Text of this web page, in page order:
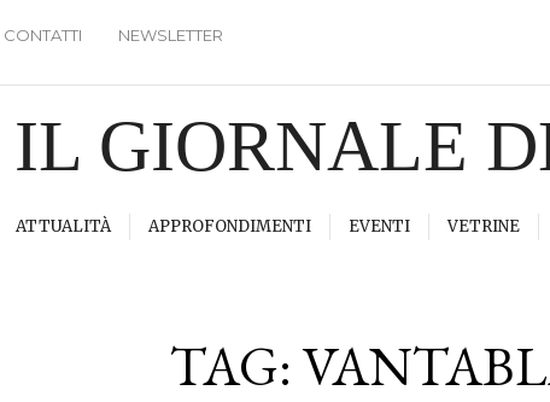
CONTATTI NEWSLETTER
IL GIORNALE
ATTUALITÀ APPROFONDIMENTI EVENTI VETRINE
TAG: